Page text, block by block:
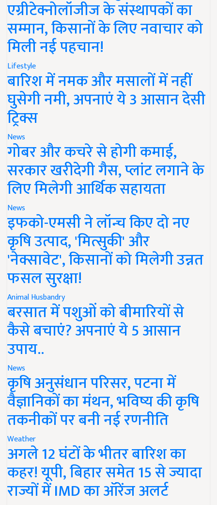
एग्रीटेक्नोलॉजीज के संस्थापकों का
सम्मान, किसानों के लिए नवाचार को
मिली नई पहचान!
Lifestyle
बारिश में नमक और मसालों में नहीं
घुसेगी नमी, अपनाएं ये 3 आसान देसी
ट्रिक्स
News
गोबर और कचरे से होगी कमाई,
सरकार खरीदेगी गैस, प्लांट लगाने के
लिए मिलेगी आर्थिक सहायता
News
इफको-एमसी ने लॉन्च किए दो नए
कृषि उत्पाद, 'मित्सुकी' और
'नेक्सावेट', किसानों को मिलेगी उन्नत
फसल सुरक्षा!
Animal Husbandry
बरसात में पशुओं को बीमारियों से
कैसे बचाएं? अपनाएं ये 5 आसान
उपाय..
News
कृषि अनुसंधान परिसर, पटना में
वैज्ञानिकों का मंथन, भविष्य की कृषि
तकनीकों पर बनी नई रणनीति
Weather
अगले 12 घंटों के भीतर बारिश का
कहर! यूपी, बिहार समेत 15 से ज्यादा
राज्यों में IMD का ऑरेंज अलर्ट